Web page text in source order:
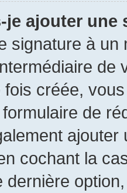
je ajouter une
signature à un
fois créée,
de
cochant la
dernière